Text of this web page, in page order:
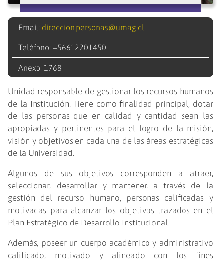
Email: direccion.personas@umag.cl
Teléfono: +56612201450
Anexo: 1768
Unidad responsable de gestionar los recursos humanos
de la Institución. Tiene como finalidad principal, dotar
de las personas que en calidad y cantidad sean las
apropiadas y pertinentes para el logro de la misión,
visión y objetivos en cada una de las áreas estratégicas
de la Universidad.
Algunos de sus objetivos corresponden a atraer,
seleccionar, desarrollar y mantener, a través de la
gestión del recurso humano, personas calificadas y
motivadas para alcanzar los objetivos trazados en el
Plan Estratégico de Desarrollo Institucional.
Además, poseer un cuerpo académico y administrativo
calificado, motivado y alineado con los fines